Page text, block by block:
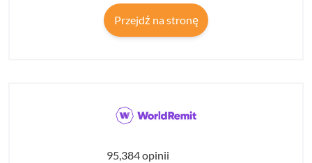
Przejdź na stronę
95,384 opinii